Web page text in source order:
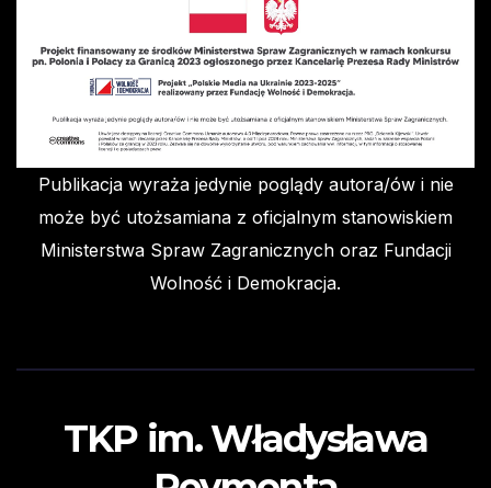
Publikacja wyraża jedynie poglądy autora/ów i nie
może być utożsamiana z oficjalnym stanowiskiem
Ministerstwa Spraw Zagranicznych oraz Fundacji
Wolność i Demokracja.
TKP im. Władysława